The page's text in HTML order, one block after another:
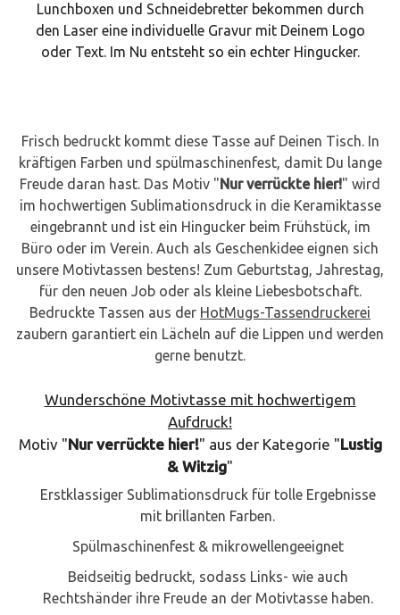
Lunchboxen und Schneidebretter bekommen durch
den Laser eine individuelle Gravur mit Deinem Logo
oder Text. Im Nu entsteht so ein echter Hingucker.
Frisch bedruckt kommt diese Tasse auf Deinen Tisch. In
kräftigen Farben und spülmaschinenfest, damit Du lange
Freude daran hast. Das Motiv " Nur verrückte hier!" wird
im hochwertigen Sublimationsdruck in die Keramiktasse
eingebrannt und ist ein Hingucker beim Frühstück, im
Büro oder im Verein. Auch als Geschenkidee eignen sich
unsere Motivtassen bestens! Zum Geburtstag, Jahrestag,
für den neuen Job oder als kleine Liebesbotschaft.
Bedruckte Tassen aus der HotMugs-Tassendruckerei
zaubern garantiert ein Lächeln auf die Lippen und werden
gerne benutzt.
Wunderschöne Motivtasse mit hochwertigem
Aufdruck!
Motiv "Nur verrückte hier!" aus der Kategorie "Lustig
& Witzig"
Erstklassiger Sublimationsdruck für tolle Ergebnisse
mit brillanten Farben.
Spülmaschinenfest & mikrowellengeeignet
Beidseitig bedruckt, sodass Links- wie auch
Rechtshänder ihre Freude an der Motivtasse haben.